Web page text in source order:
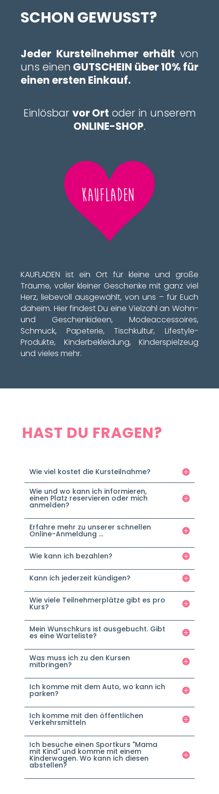
SCHON GEWUSST?
Jeder Kursteilnehmer erhält von
uns einen GUTSCHEIN über 10% für
einen ersten Einkauf.
Einlösbar vor Ort oder in unserem
ONLINE-SHOP.
KAUFLADEN ist ein Ort für kleine und große
Träume, voller kleiner Geschenke mit ganz viel
Herz, liebevoll ausgewählt, von uns – für Euch
daheim. Hier findest Du eine Vielzahl an Wohn-
und Geschenkideen, Modeaccessoires,
Schmuck, Papeterie, Tischkultur, Lifestyle-
Produkte, Kinderbekleidung, Kinderspielzeug
und vieles mehr.
HAST DU FRAGEN?
Wie viel kostet die Kursteilnahme?
Wie und wo kann ich informieren,
einen Platz reservieren oder mich
anmelden?
Erfahre mehr zu unserer schnellen
Online-Anmeldung ...
Wie kann ich bezahlen?
Kann ich jederzeit kündigen?
Wie viele Teilnehmerplätze gibt es pro
Kurs?
Mein Wunschkurs ist ausgebucht. Gibt
es eine Warteliste?
Was muss ich zu den Kursen
mitbringen?
Ich komme mit dem Auto, wo kann ich
parken?
Ich komme mit den öffentlichen
Verkehrsmitteln
Ich besuche einen Sportkurs "Mama
mit Kind" und komme mit einem
Kinderwagen. Wo kann ich diesen
abstellen?